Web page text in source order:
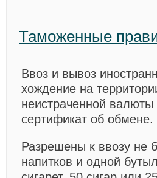
Таможенные
Ввоз и вывоз
хождение на
неистраченной
сертификат об
Разрешены к ввозу не
напитков и одной